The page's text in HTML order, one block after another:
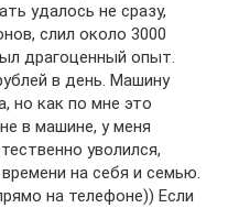
удалось не сразу,
слил около 3000
драгоценный опыт.
в день. Машину
но как по мне это
в машине, у меня
уволился,
на себя и семью.
на телефоне)) Если